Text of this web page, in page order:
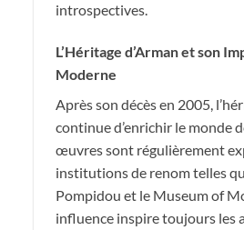
introspectives.
L’Héritage d’Arman et son
Moderne
Après son décès en 2005,
continue d’enrichir le monde
œuvres sont régulièrement
institutions de renom telles
Pompidou et le Museum of
influence inspire toujours les